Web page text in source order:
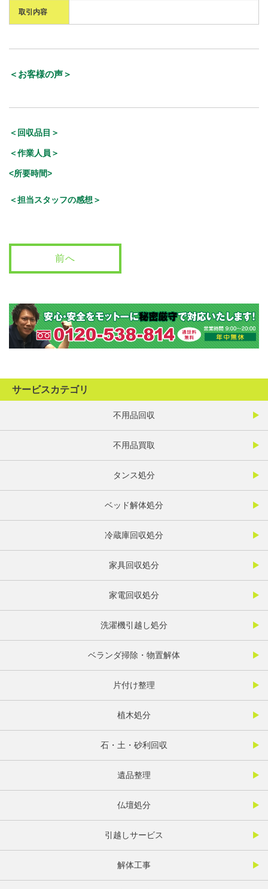
取引内容
＜お客様の声＞
＜回収品目＞
＜作業人員＞
<所要時間>
＜担当スタッフの感想＞
前へ
サービスカテゴリ
不用品回収
不用品買取
タンス処分
ベッド解体処分
冷蔵庫回収処分
家具回収処分
家電回収処分
洗濯機引越し処分
ベランダ掃除・物置解体
片付け整理
植木処分
石・土・砂利回収
遺品整理
仏壇処分
引越しサービス
解体工事